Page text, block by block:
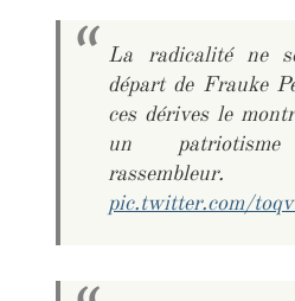
La radicalité ne
départ de Frauke
ces dérives le
un
rassembleur.
pic.twitter.com/